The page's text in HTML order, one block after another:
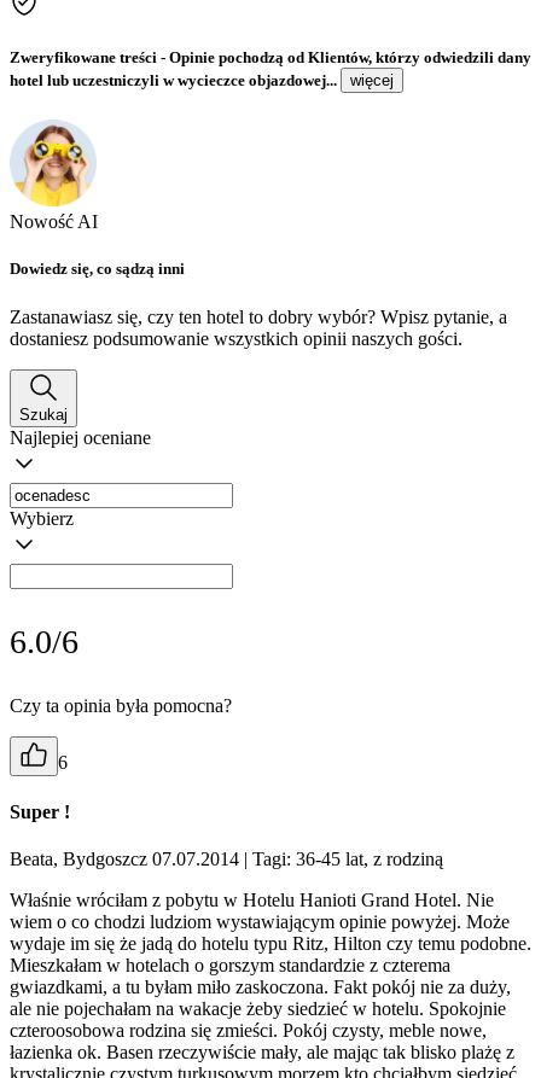
Zweryfikowane treści - Opinie pochodzą od Klientów, którzy odwiedzili dany
hotel lub uczestniczyli w wycieczce objazdowej...
więcej
Nowość AI
Dowiedz się, co sądzą inni
Zastanawiasz się, czy ten hotel to dobry wybór? Wpisz pytanie, a
dostaniesz podsumowanie wszystkich opinii naszych gości.
Szukaj
Najlepiej oceniane
Wybierz
6.0/6
Czy ta opinia była pomocna?
6
Super !
Beata, Bydgoszcz 07.07.2014 | Tagi: 36-45 lat, z rodziną
Właśnie wróciłam z pobytu w Hotelu Hanioti Grand Hotel. Nie
wiem o co chodzi ludziom wystawiającym opinie powyżej. Może
wydaje im się że jadą do hotelu typu Ritz, Hilton czy temu podobne.
Mieszkałam w hotelach o gorszym standardzie z czterema
gwiazdkami, a tu byłam miło zaskoczona. Fakt pokój nie za duży,
ale nie pojechałam na wakacje żeby siedzieć w hotelu. Spokojnie
czteroosobowa rodzina się zmieści. Pokój czysty, meble nowe,
łazienka ok. Basen rzeczywiście mały, ale mając tak blisko plażę z
krystalicznie czystym turkusowym morzem kto chciałbym siedzieć